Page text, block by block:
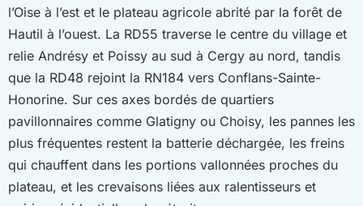
l’Oise à l’est et le plateau agricole abrité par la forêt de
Hautil à l’ouest. La RD55 traverse le centre du village et
relie Andrésy et Poissy au sud à Cergy au nord, tandis
que la RD48 rejoint la RN184 vers Conflans-Sainte-
Honorine. Sur ces axes bordés de quartiers
pavillonnaires comme Glatigny ou Choisy, les pannes les
plus fréquentes restent la batterie déchargée, les freins
qui chauffent dans les portions vallonnées proches du
plateau, et les crevaisons liées aux ralentisseurs et